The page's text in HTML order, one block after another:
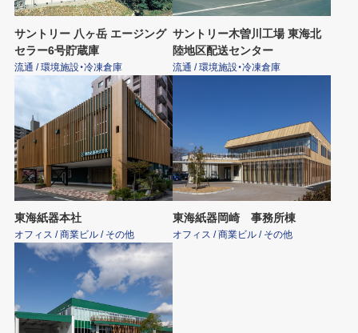
サントリー 八ヶ岳 エージング
セラー6号貯蔵庫
流通 / 環境施設・冷凍倉庫
サントリー木曽川工場 東海北
陸地区配送センター
流通 / 環境施設・冷凍倉庫
東海紙器本社
オフィス / 商業ビル / その他
東海紙器岡崎 事務所棟
オフィス / 商業ビル / その他